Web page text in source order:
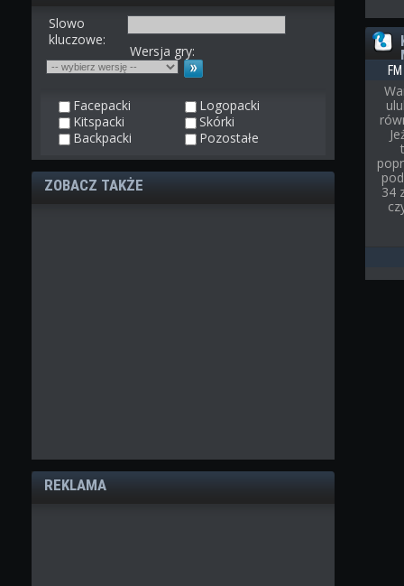
Slowo
kluczowe:
Wersja gry:
Facepacki
Logopacki
Kitspacki
Skórki
Backpacki
Pozostałe
ZOBACZ TAKŻE
REKLAMA
34